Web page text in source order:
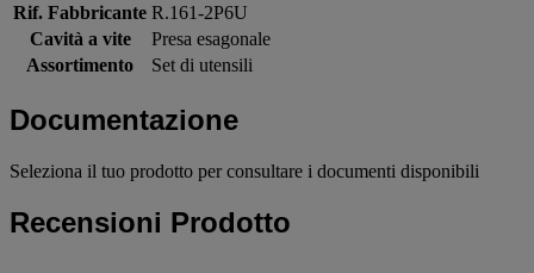
Rif. Fabbricante R.161-2P6U
Cavità a vite
Presa esagonale
Assortimento
Set di utensili
Documentazione
Seleziona il tuo prodotto per consultare i documenti disponibili
Recensioni Prodotto